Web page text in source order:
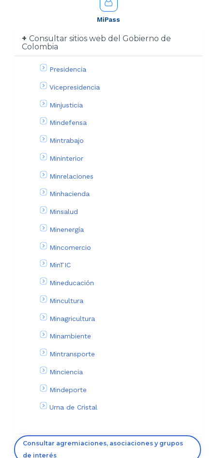
MiPass
Consultar sitios web del Gobierno de
Colombia
Presidencia
Vicepresidencia
Minjusticia
Mindefensa
Mintrabajo
Mininterior
Minrelaciones
Minhacienda
Minsalud
Minenergía
Mincomercio
MinTIC
Mineducación
Mincultura
Minagricultura
Minambiente
Mintransporte
Minciencia
Mindeporte
Urna de Cristal
Consultar agremiaciones, asociaciones y grupos
de interés